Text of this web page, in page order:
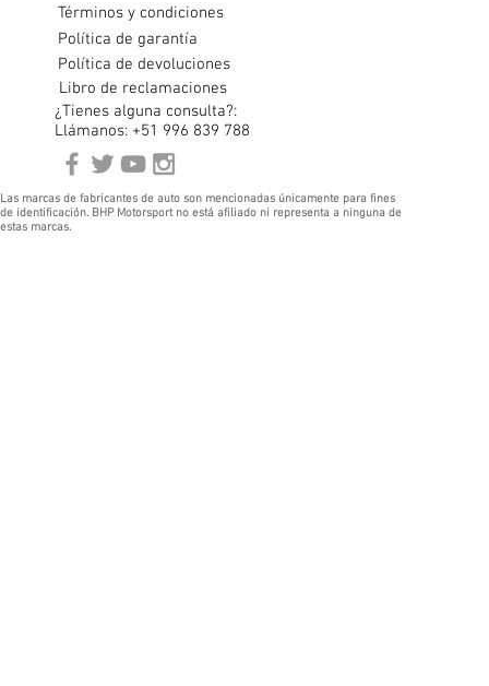
Términos y condiciones
Política de garantía
Política de devoluciones
Libro de reclamaciones
¿Tienes alguna consulta?:
Llámanos: +51 996 839 788
Las marcas de fabricantes de auto son mencionadas únicamente para fines
de identificación. BHP Motorsport no está afiliado ni representa a ninguna de
estas marcas.